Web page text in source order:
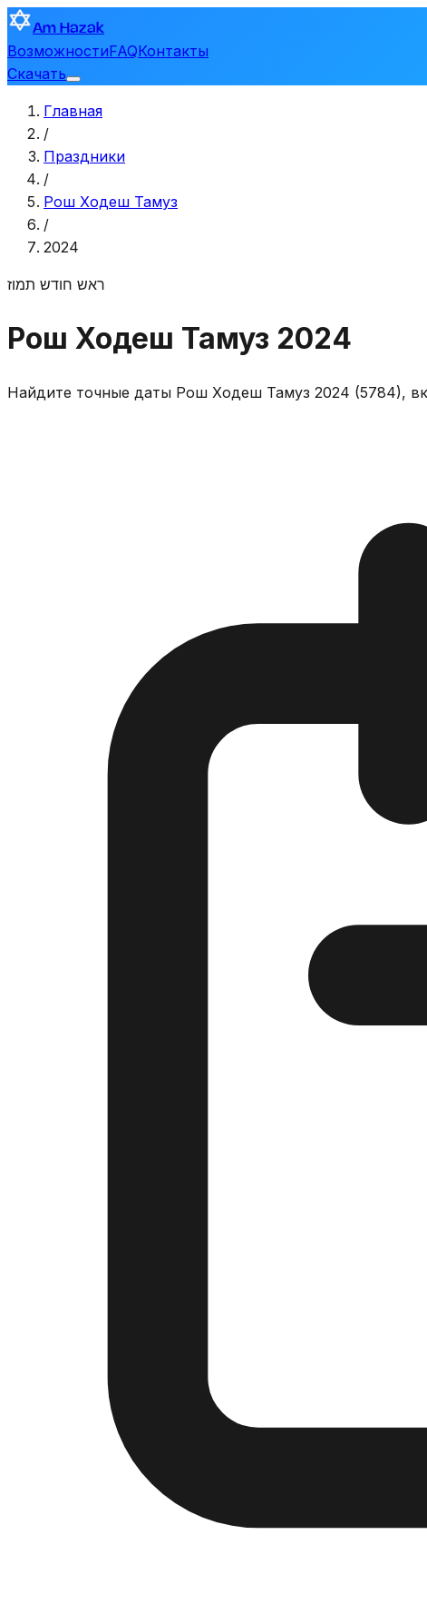
Am Hazak
ВозможностиFAQКонтакты
Скачать
Главная
/
Праздники
/
Рош Ходеш Тамуз
/
2024
ראש חודש תמוז
Рош Ходеш Тамуз 2024
Найдите точные даты Рош Ходеш Тамуз 2024 (5784),